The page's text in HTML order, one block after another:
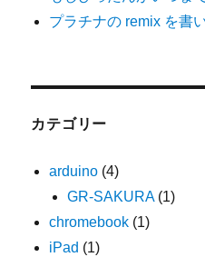
プラチナの remix を書い
カテゴリー
arduino (4)
GR-SAKURA(1)
chromebook (1)
iPad (1)